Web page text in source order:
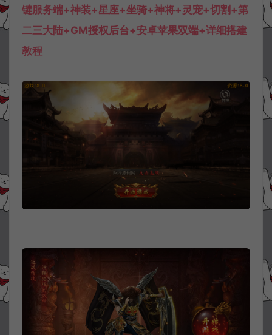
键服务端+神装+星座+坐骑+神将+灵宠+切割+第
二三大陆+GM授权后台+安卓苹果双端+详细搭建
教程